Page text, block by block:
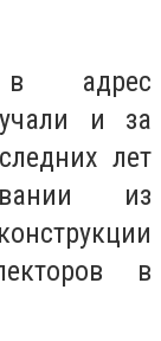
в адрес
и за
лет
из
в